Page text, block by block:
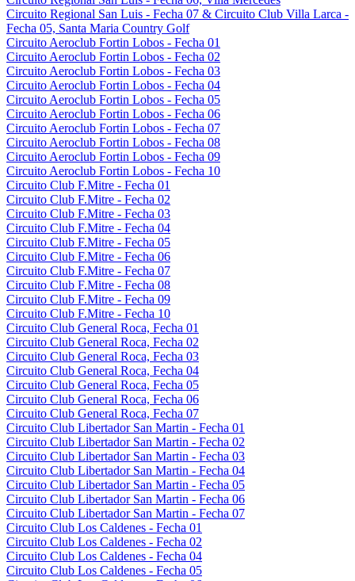
Circuito Regional San Luis - Fecha 07 & Circuito Club Villa Larca -
Fecha 05, Santa Maria Country Golf
Circuito Aeroclub Fortin Lobos - Fecha 01
Circuito Aeroclub Fortin Lobos - Fecha 02
Circuito Aeroclub Fortin Lobos - Fecha 03
Circuito Aeroclub Fortin Lobos - Fecha 04
Circuito Aeroclub Fortin Lobos - Fecha 05
Circuito Aeroclub Fortin Lobos - Fecha 06
Circuito Aeroclub Fortin Lobos - Fecha 07
Circuito Aeroclub Fortin Lobos - Fecha 08
Circuito Aeroclub Fortin Lobos - Fecha 09
Circuito Aeroclub Fortin Lobos - Fecha 10
Circuito Club F.Mitre - Fecha 01
Circuito Club F.Mitre - Fecha 02
Circuito Club F.Mitre - Fecha 03
Circuito Club F.Mitre - Fecha 04
Circuito Club F.Mitre - Fecha 05
Circuito Club F.Mitre - Fecha 06
Circuito Club F.Mitre - Fecha 07
Circuito Club F.Mitre - Fecha 08
Circuito Club F.Mitre - Fecha 09
Circuito Club F.Mitre - Fecha 10
Circuito Club General Roca, Fecha 01
Circuito Club General Roca, Fecha 02
Circuito Club General Roca, Fecha 03
Circuito Club General Roca, Fecha 04
Circuito Club General Roca, Fecha 05
Circuito Club General Roca, Fecha 06
Circuito Club General Roca, Fecha 07
Circuito Club Libertador San Martin - Fecha 01
Circuito Club Libertador San Martin - Fecha 02
Circuito Club Libertador San Martin - Fecha 03
Circuito Club Libertador San Martin - Fecha 04
Circuito Club Libertador San Martin - Fecha 05
Circuito Club Libertador San Martin - Fecha 06
Circuito Club Libertador San Martin - Fecha 07
Circuito Club Los Caldenes - Fecha 01
Circuito Club Los Caldenes - Fecha 02
Circuito Club Los Caldenes - Fecha 04
Circuito Club Los Caldenes - Fecha 05